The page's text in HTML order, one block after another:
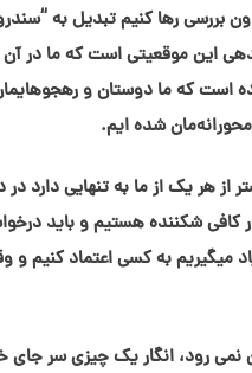
بررسی رها کنیم تبدیل به
این موقعیتی است که ما در
است که ما دوستان و
شده ایم.
هر یک از ما به تنهایی دارد در
کافی شکننده هستیم و باید
میگیریم به کسی اعتماد کنیم و
نمی رود، انگار یک چیزی سر